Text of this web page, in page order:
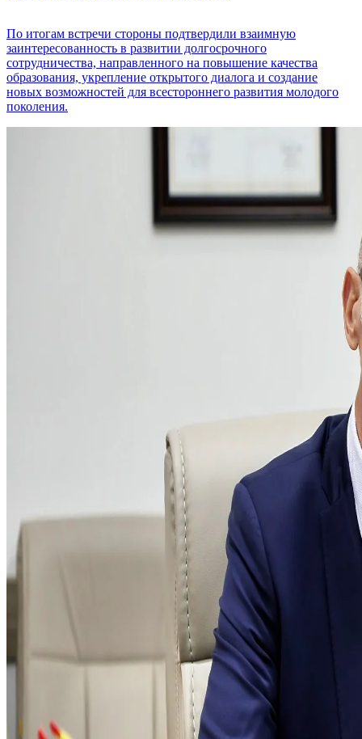
По итогам встречи стороны подтвердили взаимную
заинтересованность в развитии долгосрочного
сотрудничества, направленного на повышение качества
образования, укрепление открытого диалога и создание
новых возможностей для всестороннего развития молодого
поколения.